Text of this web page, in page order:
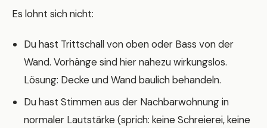
Es lohnt sich nicht:
Du hast Trittschall von oben oder Bass von der
Wand. Vorhänge sind hier nahezu wirkungslos.
Lösung: Decke und Wand baulich behandeln.
Du hast Stimmen aus der Nachbarwohnung in
normaler Lautstärke (sprich: keine Schreierei, keine